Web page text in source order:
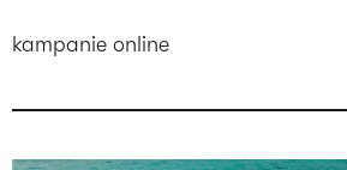
kampanie online